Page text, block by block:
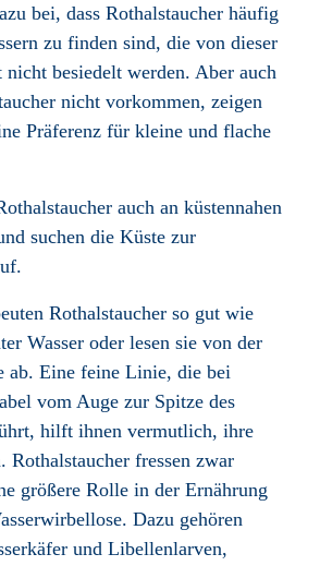
bei, dass Rothalstaucher häufig
zu finden sind, die von dieser
nicht besiedelt werden. Aber auch
nicht vorkommen, zeigen
Präferenz für kleine und flache
auch an küstennahen
suchen die Küste zur
Rothalstaucher so gut wie
Wasser oder lesen sie von der
ab. Eine feine Linie, die bei
vom Auge zur Spitze des
hilft ihnen vermutlich, ihre
Rothalstaucher fressen zwar
größere Rolle in der Ernährung
Dazu gehören
und Libellenlarven,